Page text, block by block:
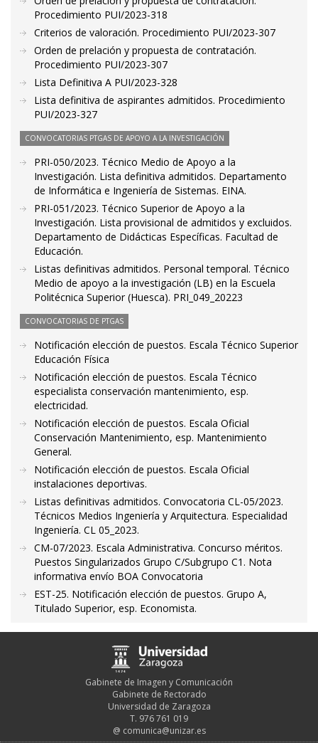
Procedimiento PUI/2023-318
Criterios de valoración. Procedimiento PUI/2023-307
Orden de prelación y propuesta de contratación.
Procedimiento PUI/2023-307
Lista Definitiva A PUI/2023-328
Lista definitiva de aspirantes admitidos. Procedimiento
PUI/2023-327
CONVOCATORIAS PTGAS DE APOYO A LA INVESTIGACIÓN
PRI-050/2023. Técnico Medio de Apoyo a la
Investigación. Lista definitiva admitidos. Departamento
de Informática e Ingeniería de Sistemas. EINA.
PRI-051/2023. Técnico Superior de Apoyo a la
Investigación. Lista provisional de admitidos y excluidos.
Departamento de Didácticas Específicas. Facultad de
Educación.
Listas definitivas admitidos. Personal temporal. Técnico
Medio de apoyo a la investigación (LB) en la Escuela
Politécnica Superior (Huesca). PRI_049_20223
CONVOCATORIAS DE PTGAS
Notificación elección de puestos. Escala Técnico Superior
Educación Física
Notificación elección de puestos. Escala Técnico
especialista conservación mantenimiento, esp.
electricidad.
Notificación elección de puestos. Escala Oficial
Conservación Mantenimiento, esp. Mantenimiento
General.
Notificación elección de puestos. Escala Oficial
instalaciones deportivas.
Listas definitivas admitidos. Convocatoria CL-05/2023.
Técnicos Medios Ingeniería y Arquitectura. Especialidad
Ingeniería. CL 05_2023.
CM-07/2023. Escala Administrativa. Concurso méritos.
Puestos Singularizados Grupo C/Subgrupo C1. Nota
informativa envío BOA Convocatoria
EST-25. Notificación elección de puestos. Grupo A,
Titulado Superior, esp. Economista.
Gabinete de Imagen y Comunicación
Gabinete de Rectorado
Universidad de Zaragoza
T. 976 761 019
@ comunica@unizar.es